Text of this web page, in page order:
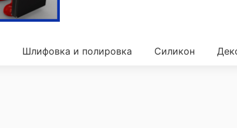
Шлифовка и полировка Силикон